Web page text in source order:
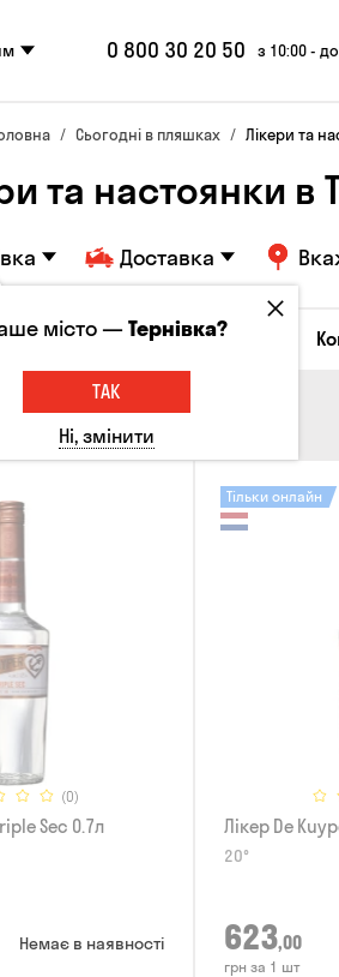
0 800 30 20 50 з 10:00 -
Сьогодні в пляшках Лікери та
та настоянки в
Доставка
Соджу Лікери та настоянки
(0)
Sec 0.7л
Немає в наявності
Тільки онлайн
Лікер De
20°
623,00
грн за 1 шт
місто —Тернівка?
ТАК
Ні, змінити